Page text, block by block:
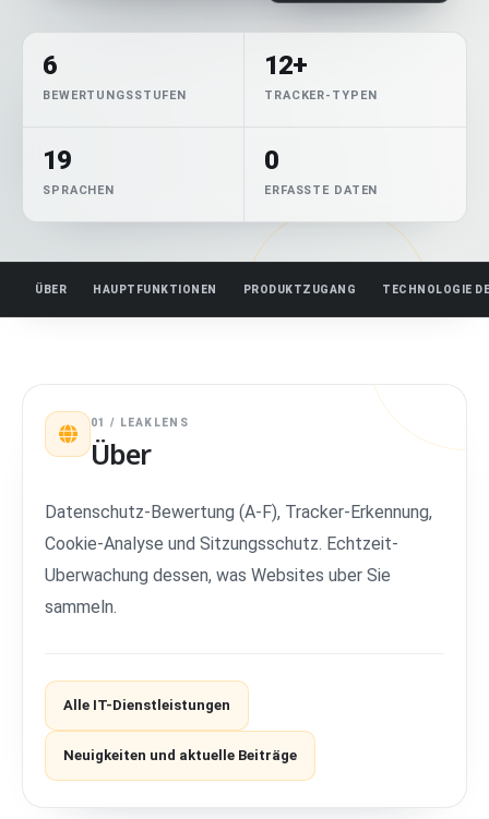
6
BEWERTUNGSSTUFEN
12+
TRACKER-TYPEN
19
SPRACHEN
0
ERFASSTE DATEN
ÜBER HAUPTFUNKTIONEN PRODUKTZUGANG TECHNOLOGIE
01 / LEAKLENS
Über
Datenschutz-Bewertung (A-F), Tracker-Erkennung,
Cookie-Analyse und Sitzungsschutz. Echtzeit-
Uberwachung dessen, was Websites uber Sie
sammeln.
Alle IT-Dienstleistungen
Neuigkeiten und aktuelle Beiträge